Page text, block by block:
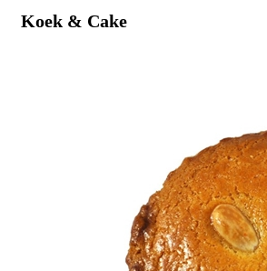
Koek & Cake